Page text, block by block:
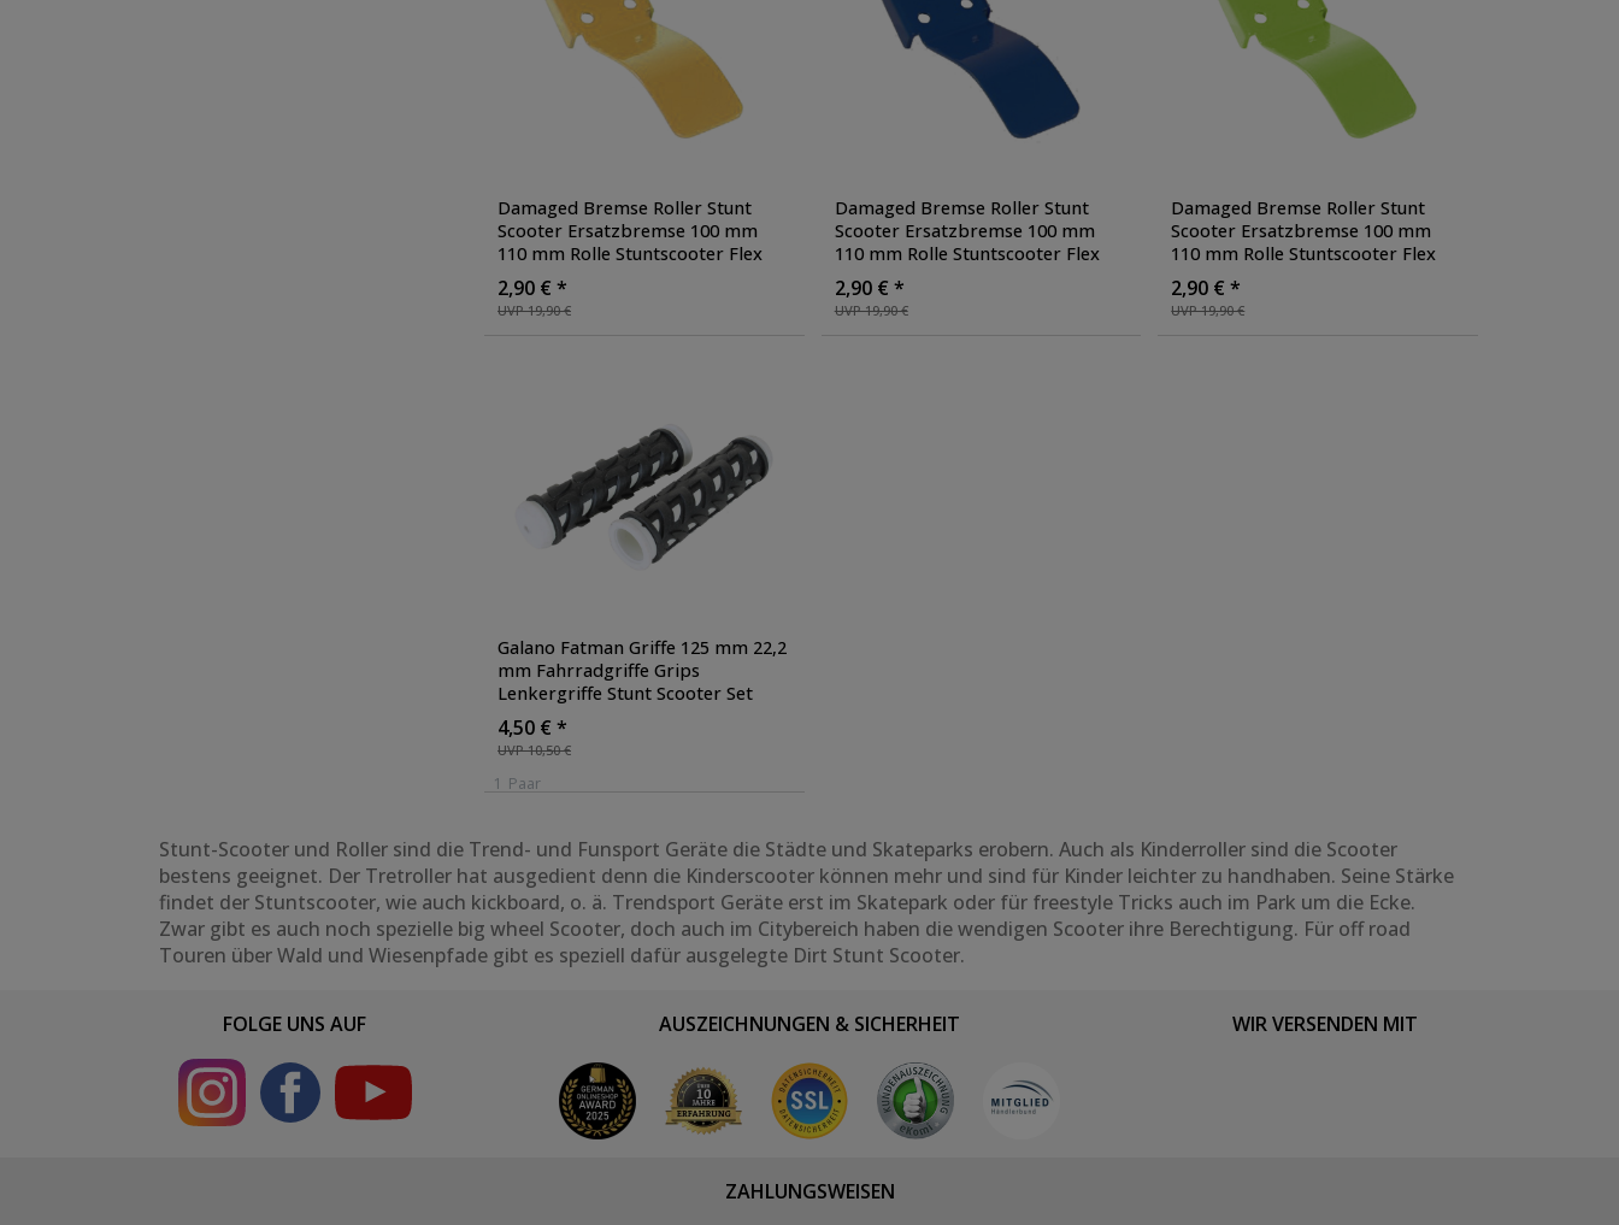
Damaged Bremse Roller Stunt
Scooter Ersatzbremse 100 mm
110 mm Rolle Stuntscooter Flex
Brake, Farbe: gelb
UVP 19,90 €
2,90 € *
Damaged Bremse Roller Stunt
Scooter Ersatzbremse 100 mm
110 mm Rolle Stuntscooter Flex
Brake, Farbe: blau
UVP 19,90 €
2,90 € *
Damaged Bremse Roller Stunt
Scooter Ersatzbremse 100 mm
110 mm Rolle Stuntscooter Flex
Brake, Farbe: grün
UVP 19,90 €
2,90 € *
Galano Fatman Griffe 125 mm 22,2
mm Fahrradgriffe Grips
Lenkergriffe Stunt Scooter Set
rechts links
UVP 10,50 €
4,50 € *
1 Paar
Stunt-Scooter und Roller sind die Trend- und Funsport Geräte die Städte und Skateparks erobern. Auch als Kinderroller sind die Scooter
bestens geeignet. Der Tretroller hat ausgedient denn die Kinderscooter können mehr und sind für Kinder leichter zu handhaben. Seine Stärke
findet der Stuntscooter, wie auch kickboard, o. ä. Trendsport Geräte erst im Skatepark oder für freestyle Tricks auch im Park um die Ecke.
Zwar gibt es auch noch spezielle big wheel Scooter, doch auch im Citybereich haben die wendigen Scooter ihre Berechtigung. Für off road
Touren über Wald und Wiesenpfade gibt es speziell dafür ausgelegte Dirt Stunt Scooter.
FOLGE UNS AUF AUSZEICHNUNGEN & SICHERHEIT WIR VERSENDEN MIT
ZAHLUNGSWEISEN